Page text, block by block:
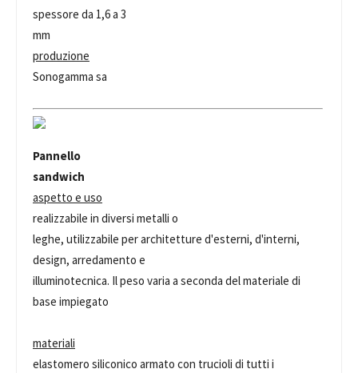
spessore da 1,6 a 3
mm
produzione
Sonogamma sa
Pannello
sandwich
aspetto e uso
realizzabile in diversi metalli o
leghe, utilizzabile per architetture d'esterni, d'interni,
design, arredamento e
illuminotecnica. Il peso varia a seconda del materiale di
base impiegato
materiali
elastomero siliconico armato con trucioli di tutti i